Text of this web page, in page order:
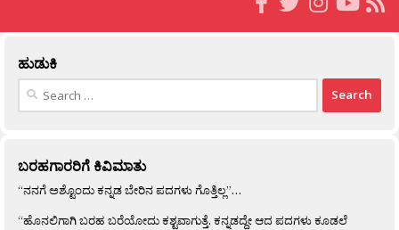
ಹುಡುಕಿ
Search
ಬರಹಗಾರರಿಗೆ ಕಿವಿಮಾತು
“ನನಗೆ ಅಶ್ಟೊಂದು ಕನ್ನಡ ಬೇರಿನ ಪದಗಳು ಗೊತ್ತಿಲ್ಲ”…
“ಹೊನಲಿಗಾಗಿ ಬರಹ ಬರೆಯೋದು ಕಶ್ಟವಾಗುತ್ತೆ. ಕನ್ನಡದ್ದೇ ಆದ ಪದಗಳು ಕೂಡಲೆ